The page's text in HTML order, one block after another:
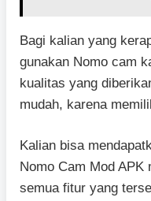
Bagi kalian yang
gunakan Nomo cam
kualitas yang
mudah, karena
Kalian bisa
Nomo Cam Mod
semua fitur yang